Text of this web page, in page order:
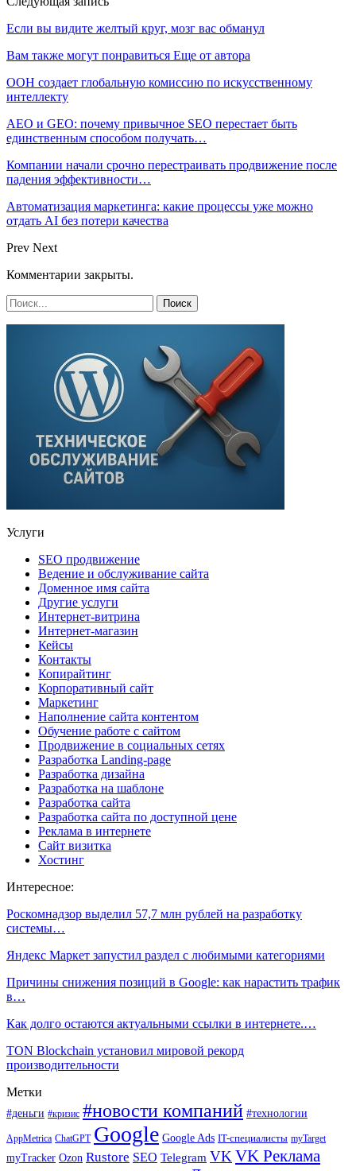
Если вы видите желтый круг, мозг вас обманул
Вам также могут понравиться Еще от автора
ООН создает глобальную комиссию по искусственному
интеллекту
AEO и GEO: почему привычное SEO перестает быть
единственным способом получать…
Компании начали срочно перестраивать продвижение после
падения эффективности…
Автоматизация маркетинга: какие процессы уже можно
отдать AI без потери качества
Prev Next
Комментарии закрыты.
Услуги
SEO продвижение
Ведение и обслуживание сайта
Доменное имя сайта
Другие услуги
Интернет-витрина
Интернет-магазин
Кейсы
Контакты
Копирайтинг
Корпоративный сайт
Маркетинг
Наполнение сайта контентом
Обучение работе с сайтом
Продвижение в социальных сетях
Разработка Landing-page
Разработка дизайна
Разработка на шаблоне
Разработка сайта
Разработка сайта по доступной цене
Реклама в интернете
Сайт визитка
Хостинг
Интересное:
Роскомнадзор выделил 57,7 млн рублей на разработку
системы…
Яндекс Маркет запустил раздел с любимыми категориями
Причины снижения позиций в Google: как нарастить трафик
в…
Как долго остаются актуальными ссылки в интернете.…
TON Blockchain установил мировой рекорд
производительности
Метки
#деньги #кризис #новости компаний #технологии
AppMetrica ChatGPT Google Google Ads IT-специалисты myTarget
myTracker Ozon Rustore SEO Telegram VK VK Реклама